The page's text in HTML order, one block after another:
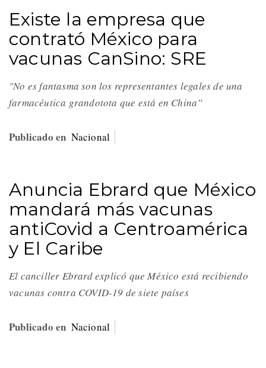
Existe la empresa que
contrató México para
vacunas CanSino: SRE
"No es fantasma son los representantes legales de una
farmacéutica grandotota que está en China”
Publicado en Nacional
Anuncia Ebrard que México
mandará más vacunas
antiCovid a Centroamérica
y El Caribe
El canciller Ebrard explicó que México está recibiendo
vacunas contra COVID-19 de siete países
Publicado en Nacional